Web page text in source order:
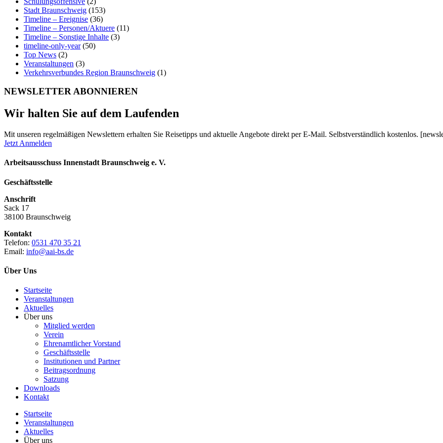
Stadt Braunschweig (153)
Timeline – Ereignise (36)
Timeline – Personen/Aktuere (11)
Timeline – Sonstige Inhalte (3)
timeline-only-year(50)
Top News (2)
Veranstaltungen (3)
Verkehrsverbundes Region Braunschweig (1)
NEWSLETTER ABONNIEREN
Wir halten Sie auf dem Laufenden
Mit unseren regelmäßigen Newslettern erhalten Sie Reisetipps und aktuelle Angebote direkt per E-Mail. Selbstverständlich kostenlos.
Jetzt Anmelden
Arbeitsausschuss Innenstadt Braunschweig e. V.
Geschäftsstelle
Anschrift
Sack 17
38100 Braunschweig
Kontakt
Telefon: 0531 470 35 21
Email: info@aai-bs.de
Über Uns
Startseite
Veranstaltungen
Aktuelles
Über uns
Mitglied werden
Verein
Ehrenamtlicher Vorstand
Geschäftsstelle
Institutionen und Partner
Beitragsordnung
Satzung
Downloads
Kontakt
Startseite
Veranstaltungen
Aktuelles
Über uns